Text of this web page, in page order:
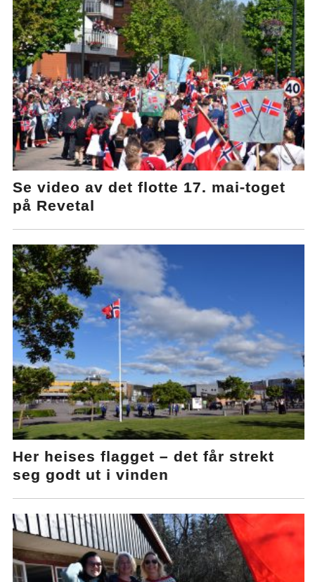
Se video av det flotte 17. mai-toget
på Revetal
Her heises flagget – det får strekt
seg godt ut i vinden